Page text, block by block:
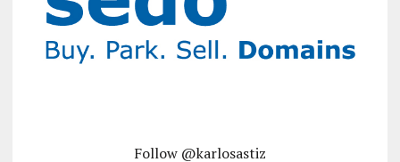
Follow @karlosastiz